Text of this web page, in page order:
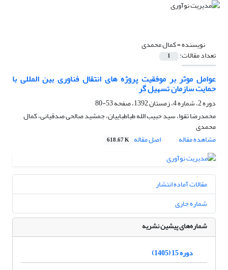
نویسنده =کمال محمدی
تعداد مقالات: 1
عوامل موثر بر موفقیت پروژه های انتقال فناوری بین المللی با
حمایت سازمان تسهیل گر
دوره 2، شماره 4، زمستان 1392، صفحه
53-80
محمدرضا تقوا، سید حبیب الله طباطباییان، جمشید صالحی صدقیانی، کمال
محمدی
مشاهده مقاله
اصل مقاله 618.67 K
مقالات آماده انتشار
شماره جاری
شماره‌های پیشین نشریه
دوره 15 (1405)